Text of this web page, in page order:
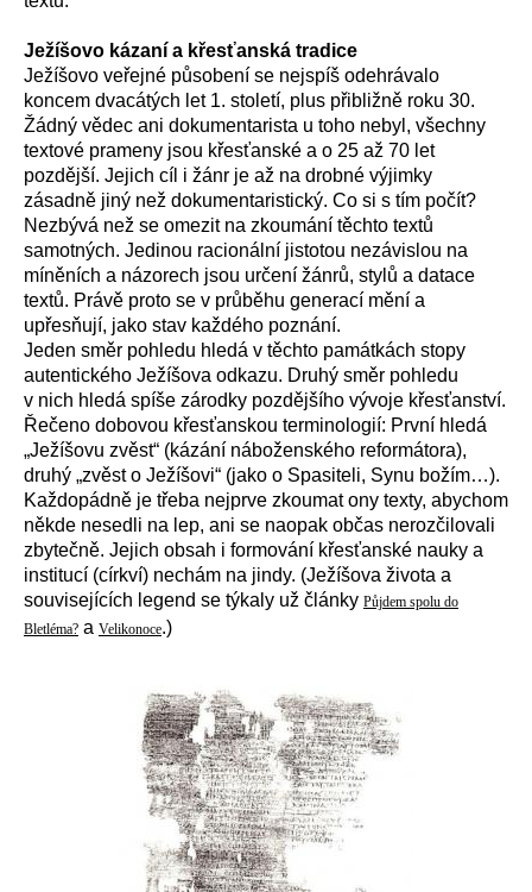
Ježíšovo kázaní a křesťanská tradice
Ježíšovo veřejné působení se nejspíš odehrávalo
koncem dvacátých let 1. století, plus přibližně roku 30.
Žádný vědec ani dokumentarista u toho nebyl, všechny
textové prameny jsou křesťanské a o 25 až 70 let
pozdější. Jejich cíl i žánr je až na drobné výjimky
zásadně jiný než dokumentaristický. Co si s tím počít?
Nezbývá než se omezit na zkoumání těchto textů
samotných. Jedinou racionální jistotou nezávislou na
míněních a názorech jsou určení žánrů, stylů a datace
textů. Právě proto se v průběhu generací mění a
upřesňují, jako stav každého poznání.
Jeden směr pohledu hledá v těchto památkách stopy
autentického Ježíšova odkazu. Druhý směr pohledu
v nich hledá spíše zárodky pozdějšího vývoje křesťanství.
Řečeno dobovou křesťanskou terminologií: První hledá
„Ježíšovu zvěst“ (kázání náboženského reformátora),
druhý „zvěst o Ježíšovi“ (jako o Spasiteli, Synu božím…).
Každopádně je třeba nejprve zkoumat ony texty, abychom
někde nesedli na lep, ani se naopak občas nerozčilovali
zbytečně. Jejich obsah i formování křesťanské nauky a
institucí (církví) nechám na jindy. (Ježíšova života a
souvisejících legend se týkaly už články Půjdem spolu do
Bletléma? a Velikonoce.)